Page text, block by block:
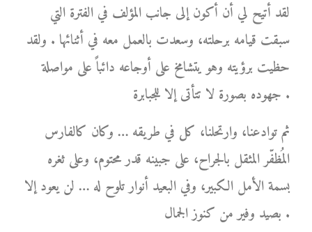
لقد أتيح لي أن أكون إلى جانب المؤلف في الفترة التي
سبقت قيامه برحلته، وسعدت بالعمل معه في أثنائها . ولقد
حظيت برؤيته وهو يتشامخ على أوجاعه دائباً على مواصلة
جهوده بصورة لا تتأتى إلا للجبابرة .
ثم توادعنا، وارتحلنا، كل في طريقه … وكان كالفارس
المُظفّر المثقل بالجراح، على جبينه قدر محتوم، وعلى ثغره
بسمة الأمل الكبير، وفي البعيد أنوار تلوح له … لن يعود إلا
بصيد وفير من كنوز الجمال .